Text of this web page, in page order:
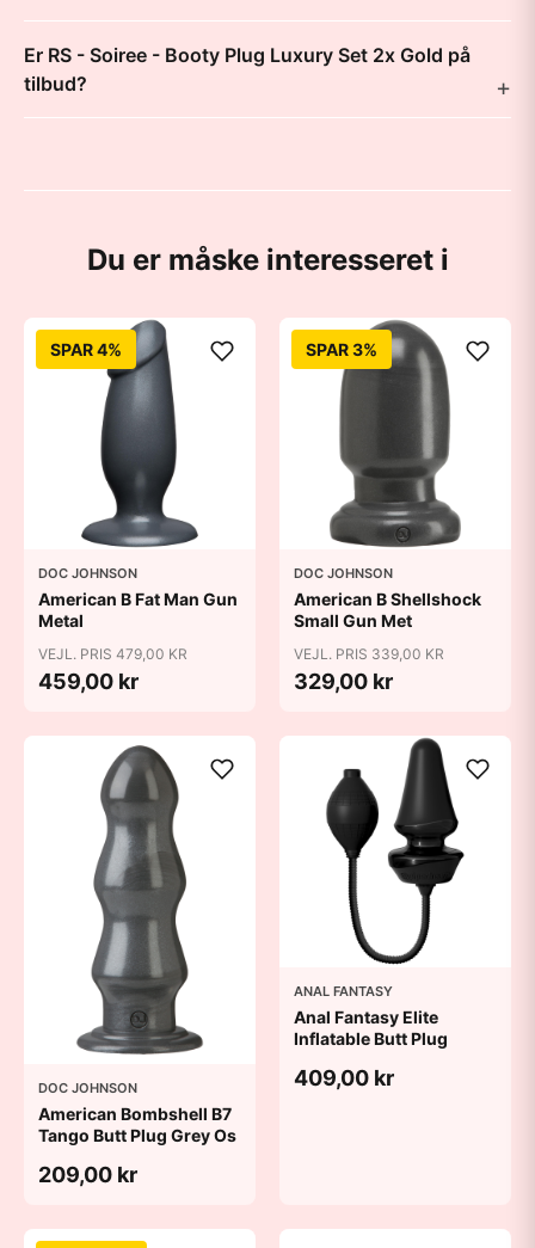
Er RS - Soiree - Booty Plug Luxury Set 2x Gold på
tilbud?
Du er måske interesseret i
SPAR 4%
DOC JOHNSON
American B Fat Man Gun
Metal
VEJL. PRIS 479,00 KR
459,00 kr
SPAR 3%
DOC JOHNSON
American B Shellshock
Small Gun Met
VEJL. PRIS 339,00 KR
329,00 kr
DOC JOHNSON
American Bombshell B7
Tango Butt Plug Grey Os
209,00 kr
ANAL FANTASY
Anal Fantasy Elite
Inflatable Butt Plug
409,00 kr